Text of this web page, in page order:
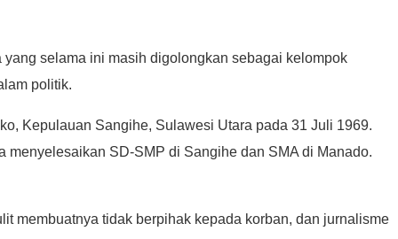
selama ini masih digolongkan sebagai kelompok
politik.
Kepulauan Sangihe, Sulawesi Utara pada 31 Juli 1969.
SD-SMP di Sangihe dan SMA di Manado.
membuatnya tidak berpihak kepada korban, dan jurnalisme